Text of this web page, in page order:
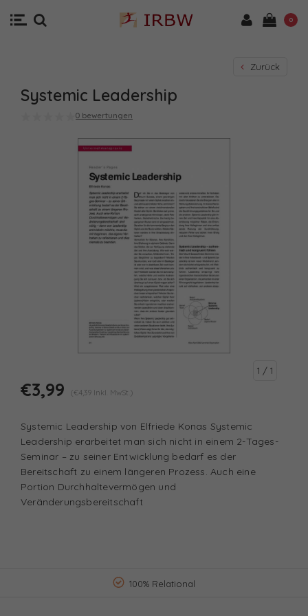
0
Zurück
Systemic Leadership
0 bewertungen
1 / 1
€3,99 (€4,39 Inkl. MwSt.)
Systemic Leadership von Elfriede Konas Systemic
Leadership erarbeitet man sich nicht in einem 2-Tages-
Seminar – zu seiner Entwicklung bedarf es der
Bereitschaft zu einem längeren Prozess. Auch eine
Portion Durchhaltevermögen und
Veränderungsbereitschaft
100% Relational